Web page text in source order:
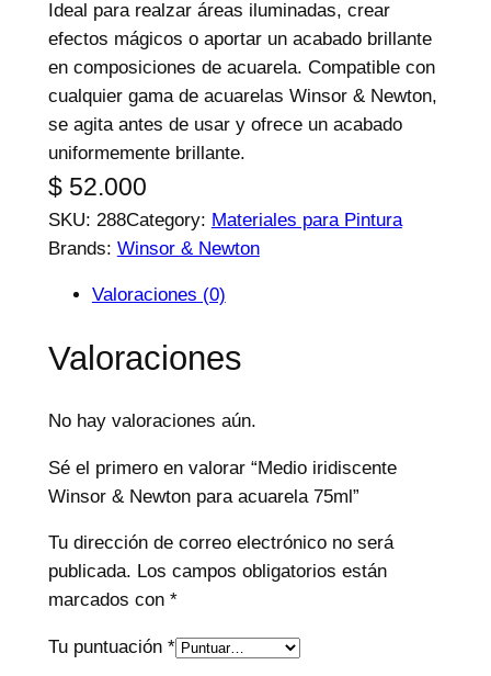
o
s
Ideal para realzar áreas iluminadas, crear
efectos mágicos o aportar un acabado brillante
en composiciones de acuarela. Compatible con
cualquier gama de acuarelas Winsor & Newton,
se agita antes de usar y ofrece un acabado
uniformemente brillante.
$52.000
SKU: 288Category: Materiales para Pintura
Brands: Winsor & Newton
Valoraciones (0)
Valoraciones
No hay valoraciones aún.
Sé el primero en valorar “Medio iridiscente
Winsor & Newton para acuarela 75ml”
Tu dirección de correo electrónico no será
publicada. Los campos obligatorios están
marcados con *
Tu puntuación *